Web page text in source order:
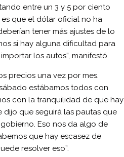
entre un 3 y 5 por ciento
que el dólar oficial no ha
tener más ajustes de lo
si hay alguna dificultad para
los autos”, manifestó.
precios una vez por mes.
estábamos todos con
con la tranquilidad de que hay
dijo que seguirá las pautas que
Eso nos da algo de
que hay escasez de
resolver eso”.